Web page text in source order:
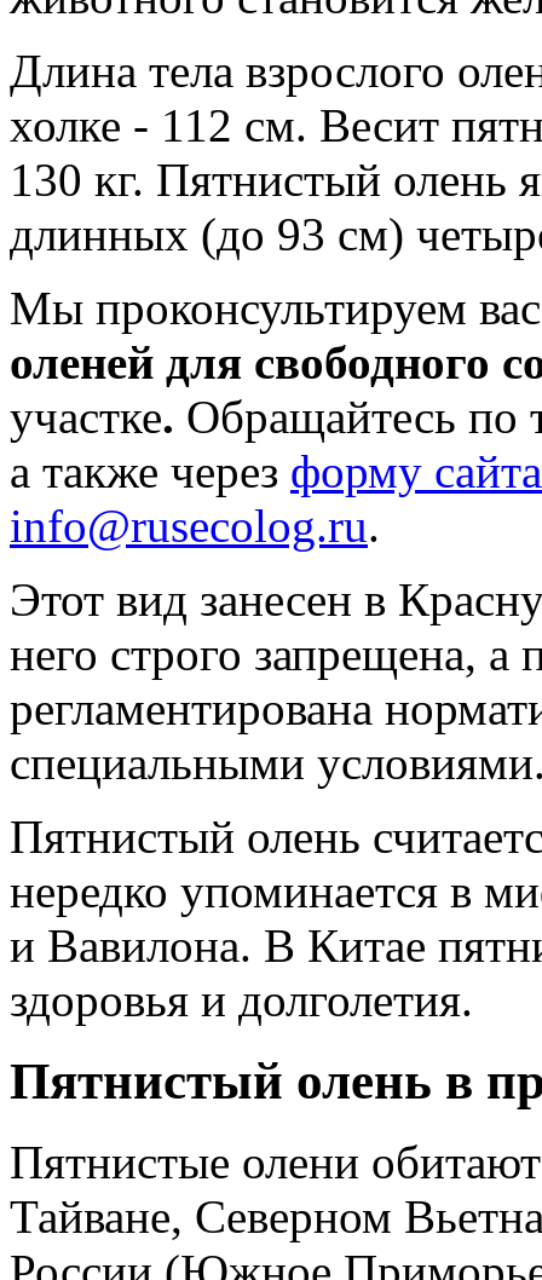
Длина тела взрослого
холке - 112 см. Весит
130 кг. Пятнистый олень
длинных (до 93 см)
Мы проконсультируем
оленей для свободного
участке. Обращайтесь по
а также через форму сайта
info@rusecolog.ru.
Этот вид занесен в
него строго запрещена, а
регламентирована
специальными
Пятнистый олень
нередко упоминается в
и Вавилона. В Китае
здоровья и долголетия.
Пятнистый олень в
Пятнистые олени
Тайване, Северном